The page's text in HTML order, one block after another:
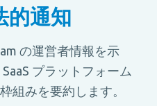
的通知
の運営者情報を示
プラットフォーム
組みを要約します。